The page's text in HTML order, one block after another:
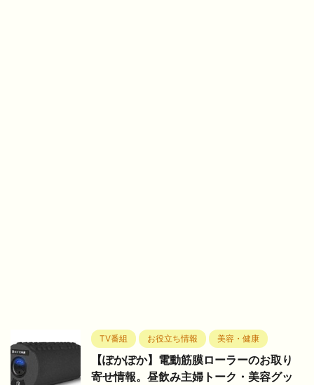
TV番組 お役立ち情報 美容・健康
【ぽかぽか】電動筋膜ローラーのお取り
寄せ情報。昼飲み主婦トーク・美容グッ